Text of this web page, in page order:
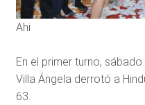
Ahi
En el primer turno,
Villa Ángela derrotó a
63.